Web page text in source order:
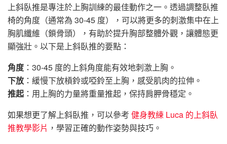
上斜臥推是專注於上胸訓練的最佳動作之一。透過調整臥推
椅的角度（通常為 30-45 度），可以將更多的刺激集中在上
胸肌纖維（鎖骨頭），有助於提升胸部整體外觀，讓體態更
顯強壯。以下是上斜臥推的要點：
角度 ：30-45 度的上斜角度能有效地刺激上胸。
下放 ：緩慢下放槓鈴或啞鈴至上胸，感受肌肉的拉伸。
推起 ：用上胸的力量將重量推起，保持肩胛骨穩定。
如果想更了解上斜臥推，可以參考 健身教練 Luca 的上斜臥
推教學影片 ，學習正確的動作姿勢與技巧。